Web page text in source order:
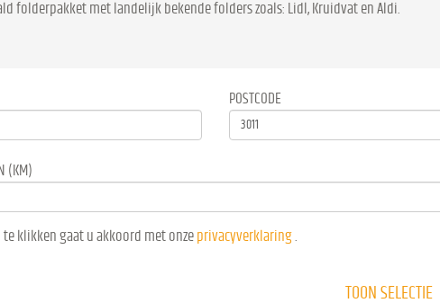
folderpakket met landelijk bekende folders zoals: Lidl, Kruidvat en Aldi.
POSTCODE
(KM)
klikken gaat u akkoord met onze privacyverklaring
TOON SELECTIE